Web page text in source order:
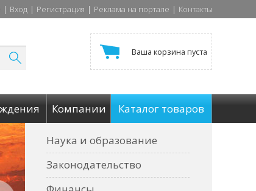
| Вход | Регистрация | Реклама на портале | Контакты
Ваша корзина пуста
Компании Каталог товаров
Наука и образование
Законодательство